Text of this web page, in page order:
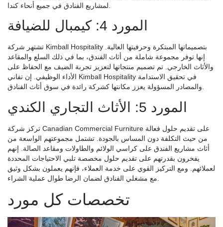
تشتهر شركة Kimball Hospitality بتصميماتها المبتكرة وحرفيتها العالية.
إنها توفر مجموعة شاملة من أثاث الفندق، بما في ذلك السلع والمقاعد
والأثاث الخارجي. تم تصميم منتجاتها لتعزيز تجربة الضيف مع الحفاظ على
الأداء الوظيفي. إن تفاني Kimball Hospitality في تحقيق الاستدامة
تركز شركة Canadian Commercial Furniture على تقديم حلول فعالة
من حيث التكلفة دون المساس بالجودة. تشتمل مجموعتهم الواسعة من
أثاث مشاريع الفندق على كراسي الولائم والطاولات ومقاعد الصالة. إنهم
يفخرون بقدرتهم على تقديم حلول مخصصة تلبي الاحتياجات المحددة
لعملائهم. ومع التركيز القوي على خدمة العملاء، فإنهم يعملون بشكل وثيق
تخصصات كل مورد